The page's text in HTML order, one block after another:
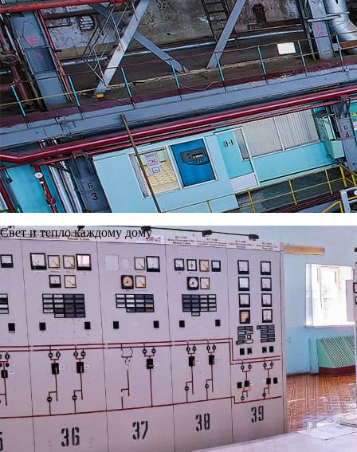
Свет и тепло каждому дому
Справка:
В 2001 году на Ново-Рязаснкой ТЭЦ был введен в
теплофикационная турбина №6 и закрытое
установка подогрева сетевой воды для г. Рязани. В течение
электросетевого хозяйства Рязанской области, в рамках
энергоузла. В стадии реализации находится инвестиционный
года отпускать потребителям дополнительно
турбины №9 с увеличением тепловой мощности станции. Эти
утверждается в Минэнерго РФ.